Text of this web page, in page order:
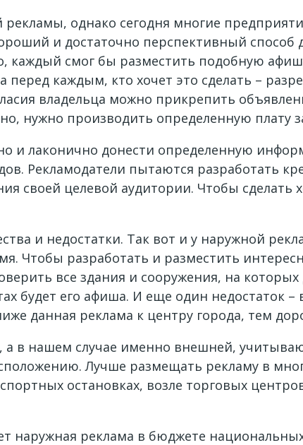
рекламы, однако сегодня многие
и достаточно перспективный способ
каждый смог бы разместить подобную
перед каждым, кто хочет это сделать –
владельца можно прикрепить
нужно производить определенную плату
и лаконично донести определенную
Рекламодатели пытаются разработать
своей целевой аудитории. Чтобы
и недостатки. Так вот и у наружной
Чтобы разработать и разместить
все здания и сооружения, на
будет его афиша. И еще один недостаток
данная реклама к центру города, тем
в нашем случае именно внешней,
Лучше размещать рекламу в
остановках, возле торговых
наружная реклама в бюджете